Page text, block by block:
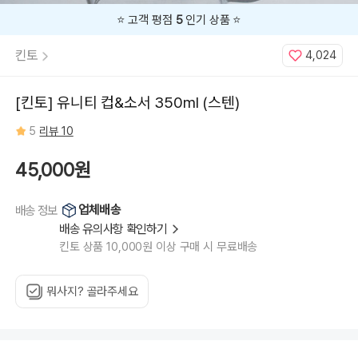
⭐️ 고객 평점 5인기 상품 ⭐️
킨토 4,024
[킨토] 유니티 컵&소서 350ml (스텐)
5 리뷰 10
45,000원
배송 정보
업체배송
배송 유의사항 확인하기
킨토 상품 10,000원 이상 구매 시 무료배송
뭐사지? 골라주세요